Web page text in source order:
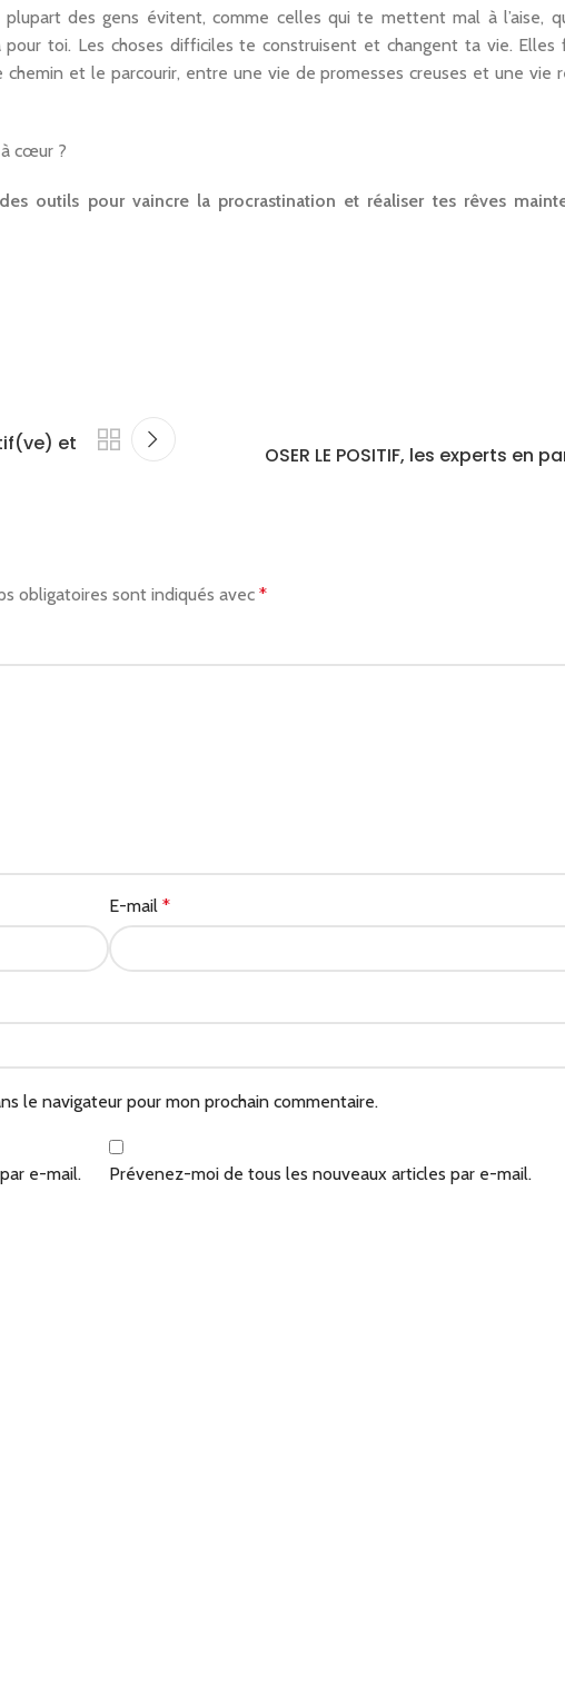
des gens évitent, comme celles qui te mettent mal à l’aise,
toi. Les choses difficiles te construisent et changent ta vie.
et le parcourir, entre une vie de promesses creuses et une vie
cœur ?
outils pour vaincre la procrastination et réaliser tes rêves
et
OSER LE POSITIF, les experts en
obligatoires sont indiqués avec *
E-mail*
le navigateur pour mon prochain commentaire.
e-mail. Prévenez-moi de tous les nouveaux articles par e-mail.